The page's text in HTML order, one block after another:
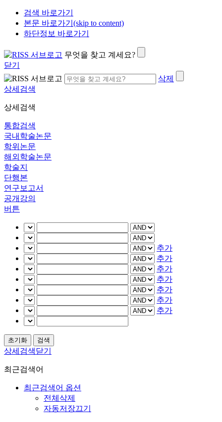
검색 바로가기
본문 바로가기(skip to content)
하단정보 바로가기
무엇을 찾고 계세요?
닫기
삭제
상세검색
상세검색
통합검색
국내학술논문
학위논문
해외학술논문
학술지
단행본
연구보고서
공개강의
버튼
추가
추가
추가
추가
추가
추가
추가
상세검색닫기
최근검색어
최근검색어 옵션
전체삭제
자동저장끄기